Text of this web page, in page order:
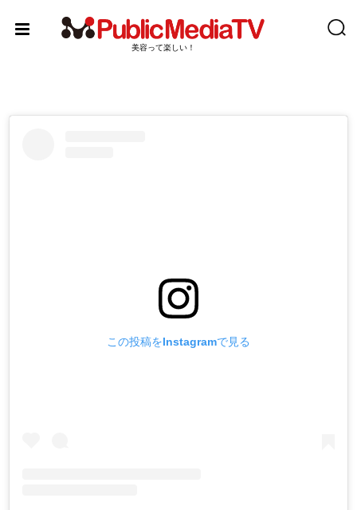
content
美容って楽しい！
この投稿をInstagramで見る